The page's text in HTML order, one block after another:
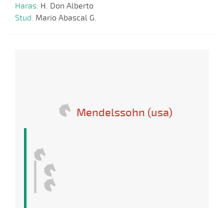
Haras: H. Don Alberto
Stud: Mario Abascal G.
Mendelssohn (usa)